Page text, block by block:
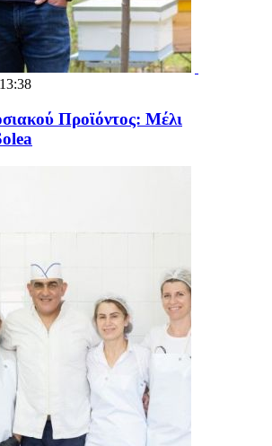
Προϊόντος: Μέλι